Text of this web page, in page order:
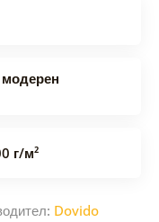
г/м²
Dovido